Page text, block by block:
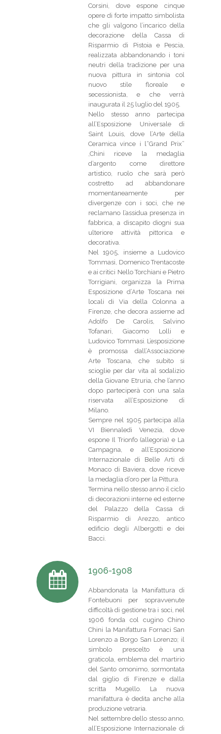
Corsini, dove espone cinque
opere di forte impatto simbolista
che gli valgono l’incarico della
decorazione della Cassa di
Risparmio di Pistoia e Pescia,
realizzata abbandonando i toni
neutri della tradizione per una
nuova pittura in sintonia col
nuovo stile floreale e
secessionista, e che verrà
inaugurata il 25 luglio del 1905.
Nello stesso anno partecipa
all’Esposizione Universale di
Saint Louis, dove l’Arte della
Ceramica vince i l“Grand Prix”
,Chini riceve la medaglia
d’argento come direttore
artistico, ruolo che sarà però
costretto ad abbandonare
momentaneamente per
divergenze con i soci, che ne
reclamano l’assidua presenza in
fabbrica, a discapito diogni sua
ulteriore attività pittorica e
decorativa.
Nel 1905, insieme a Ludovico
Tommasi, Domenico Trentacoste
e ai critici Nello Torchiani e Pietro
Torrigiani, organizza la Prima
Esposizione d’Arte Toscana nei
locali di Via della Colonna a
Firenze, che decora assieme ad
Adolfo De Carolis, Salvino
Tofanari, Giacomo Lolli e
Ludovico Tommasi. L’esposizione
è promossa dall’Associazione
Arte Toscana, che subito si
scioglie per dar vita al sodalizio
della Giovane Etruria, che l’anno
dopo parteciperà con una sala
riservata all’Esposizione di
Milano.
Sempre nel 1905 partecipa alla
VI Biennaledi Venezia, dove
espone Il Trionfo (allegoria) e La
Campagna, e all’Esposizione
Internazionale di Belle Arti di
Monaco di Baviera, dove riceve
la medaglia d’oro per la Pittura.
Termina nello stesso anno il ciclo
di decorazioni interne ed esterne
del Palazzo della Cassa di
Risparmio di Arezzo, antico
edificio degli Albergotti e dei
Bacci.
1906-1908
Abbandonata la Manifattura di
Fontebuoni per sopravvenute
difficoltà di gestione tra i soci, nel
1906 fonda col cugino Chino
Chini la Manifattura Fornaci San
Lorenzo a Borgo San Lorenzo; il
simbolo prescelto è una
graticola, emblema del martirio
del Santo omonimo, sormontata
dal giglio di Firenze e dalla
scritta Mugello. La nuova
manifattura è dedita anche alla
produzione vetraria.
Nel settembre dello stesso anno,
all’Esposizione Internazionale di